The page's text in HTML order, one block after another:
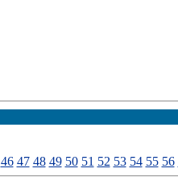
46 47 48 49 50 51 52 53 54 55 56